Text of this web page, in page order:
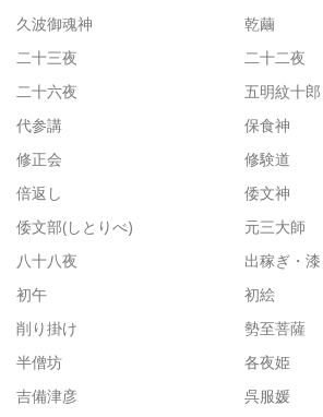
久波御魂神
乾繭
二十三夜
二十二夜
二十六夜
五明紋十郎
代参講
保食神
修正会
修験道
倍返し
倭文神
倭文部(しとりべ)
元三大師
八十八夜
出稼ぎ・漆
初午
初絵
削り掛け
勢至菩薩
半僧坊
各夜姫
吉備津彦
呉服媛